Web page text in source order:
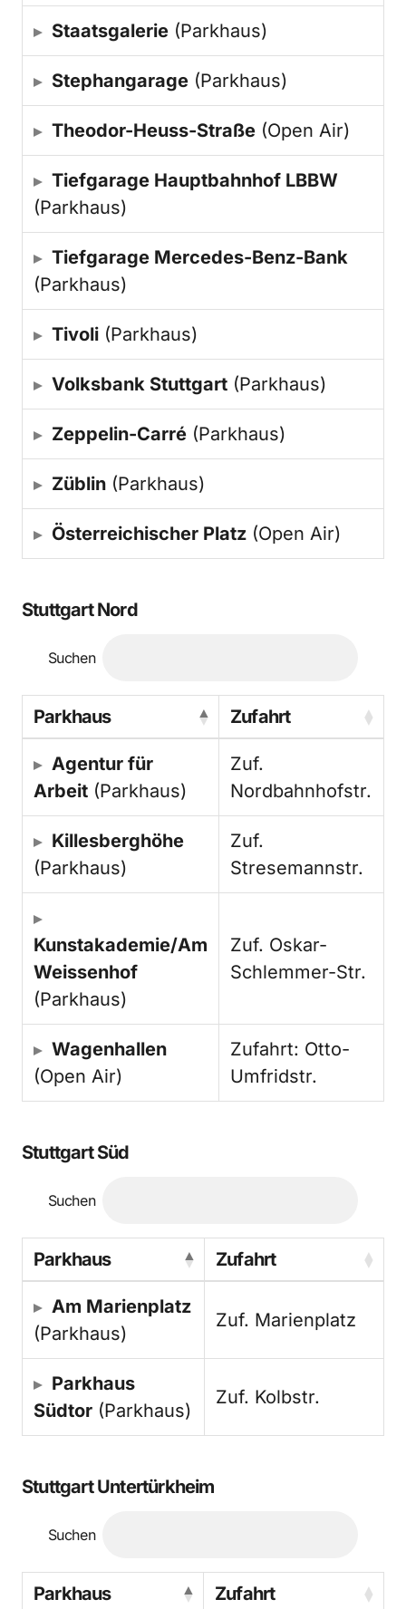
Staatsgalerie (Parkhaus)
Stephangarage (Parkhaus)
Theodor-Heuss-Straße (Open Air)
Tiefgarage Hauptbahnhof LBBW
(Parkhaus)
Tief­ga­ra­ge Mer­ce­des-Benz-Bank
(Parkhaus)
Tivoli (Parkhaus)
Volksbank Stuttgart (Parkhaus)
Zeppelin-Carré (Parkhaus)
Züblin (Parkhaus)
Österreichischer Platz (Open Air)
Stuttgart Nord
Suchen
Parkhaus Zufahrt
Agentur für
Arbeit (Parkhaus)
Zuf.
Nordbahnhofstr.
Killesberghöhe
(Parkhaus)
Zuf.
Stresemannstr.
Kunstakademie/Am
Weissenhof
(Parkhaus)
Zuf. Oskar-
Schlemmer-Str.
Wagenhallen
(Open Air)
Zufahrt: Otto-
Umfridstr.
Stuttgart Süd
Suchen
Parkhaus Zufahrt
Am Marienplatz
(Parkhaus)
Zuf. Marienplatz
Parkhaus
Südtor (Parkhaus)
Zuf. Kolbstr.
Stuttgart Untertürkheim
Suchen
Parkhaus Zufahrt